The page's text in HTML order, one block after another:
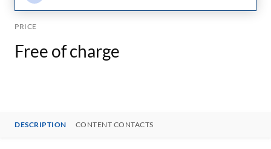
PRICE
Free of charge
DESCRIPTION CONTENT CONTACTS